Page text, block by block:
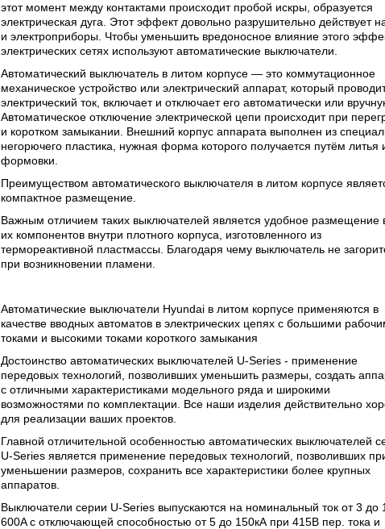
этот момент между контактами происходит пробой искры, образуется
электрическая дуга. Этот эффект довольно разрушительно действует
и электроприборы. Чтобы уменьшить вредоносное влияние этого
электрических сетях используют автоматические выключатели.
Автоматический выключатель в литом корпусе — это коммутационное
механическое устройство или электрический аппарат, который
электрический ток, включает и отключает его автоматически или
Автоматическое отключение электрической цепи происходит при
и коротком замыкании. Внешний корпус аппарата выполнен из
негорючего пластика, нужная форма которого получается путём литья
формовки.
Преимуществом автоматического выключателя в литом корпусе
компактное размещение.
Важным отличием таких выключателей является удобное размещение
их компонентов внутри плотного корпуса, изготовленного из
термореактивной пластмассы. Благодаря чему выключатель не
при возникновении пламени.
Автоматические выключатели Hyundai в литом корпусе применяются в
качестве вводных автоматов в электрических цепях с большими
токами и высокими токами короткого замыкания
Достоинство автоматических выключателей U-Series - применение
передовых технологий, позволивших уменьшить размеры, создать
с отличными характеристиками модельного ряда и широкими
возможностями по комплектации. Все наши изделия действительно
для реализации ваших проектов.
Главной отличительной особенностью автоматических выключателей
U-Series является применение передовых технологий, позволивших
уменьшении размеров, сохранить все характеристики более крупных
аппаратов.
Выключатели серии U-Series выпускаются на номинальный ток от 3 до 1
600A с отключающей способностью от 5 до 150кА при 415В пер. тока и